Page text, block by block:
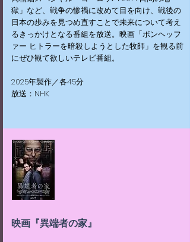
獄」など、戦争の惨禍に改めて目を向け、戦後の
日本の歩みを見つめ直すことで未来について考え
るきっかけとなる番組を放送。映画「ボンヘッフ
ァー ヒトラーを暗殺しようとした牧師」を観る前
にぜひ観て欲しいテレビ番組。
​2025年製作／各45分
放送：NHK
映画『異端者の家』